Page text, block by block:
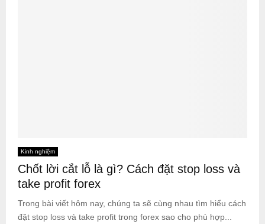
Kinh nghiệm
Chốt lời cắt lỗ là gì? Cách đặt stop loss và
take profit forex
Trong bài viết hôm nay, chúng ta sẽ cùng nhau tìm hiểu cách
đặt stop loss và take profit trong forex sao cho phù hợp...